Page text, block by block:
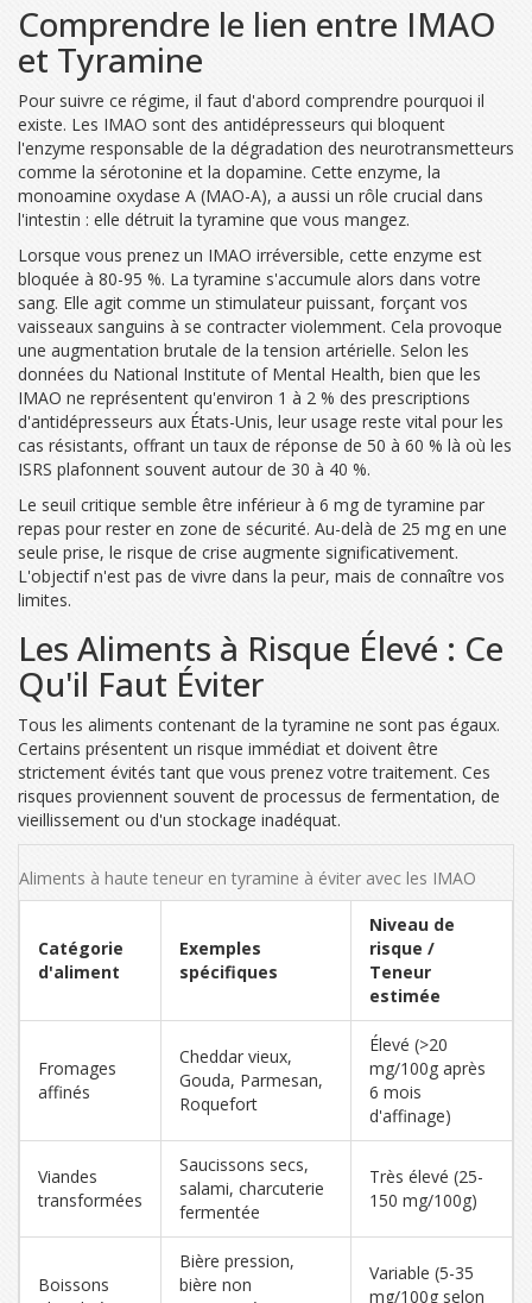
Comprendre le lien entre IMAO
et Tyramine
Pour suivre ce régime, il faut d'abord comprendre pourquoi il
existe. Les IMAO sont des antidépresseurs qui bloquent
l'enzyme responsable de la dégradation des neurotransmetteurs
comme la sérotonine et la dopamine. Cette enzyme, la
monoamine oxydase A (MAO-A), a aussi un rôle crucial dans
l'intestin : elle détruit la tyramine que vous mangez.
Lorsque vous prenez un IMAO irréversible, cette enzyme est
bloquée à 80-95 %. La tyramine s'accumule alors dans votre
sang. Elle agit comme un stimulateur puissant, forçant vos
vaisseaux sanguins à se contracter violemment. Cela provoque
une augmentation brutale de la tension artérielle. Selon les
données du National Institute of Mental Health, bien que les
IMAO ne représentent qu'environ 1 à 2 % des prescriptions
d'antidépresseurs aux États-Unis, leur usage reste vital pour les
cas résistants, offrant un taux de réponse de 50 à 60 % là où les
ISRS plafonnent souvent autour de 30 à 40 %.
Le seuil critique semble être inférieur à 6 mg de tyramine par
repas pour rester en zone de sécurité. Au-delà de 25 mg en une
seule prise, le risque de crise augmente significativement.
L'objectif n'est pas de vivre dans la peur, mais de connaître vos
limites.
Les Aliments à Risque Élevé : Ce
Qu'il Faut Éviter
Tous les aliments contenant de la tyramine ne sont pas égaux.
Certains présentent un risque immédiat et doivent être
strictement évités tant que vous prenez votre traitement. Ces
risques proviennent souvent de processus de fermentation, de
vieillissement ou d'un stockage inadéquat.
Aliments à haute teneur en tyramine à éviter avec les IMAO
Catégorie
d'aliment
Exemples
spécifiques
Niveau de
risque /
Teneur
estimée
Fromages
affinés
Cheddar vieux,
Gouda, Parmesan,
Roquefort
Élevé (>20
mg/100g après
6 mois
d'affinage)
Viandes
transformées
Saucissons secs,
salami, charcuterie
fermentée
Très élevé (25-
150 mg/100g)
Boissons
Bière pression,
bière non
Variable (5-35
mg/100g selon